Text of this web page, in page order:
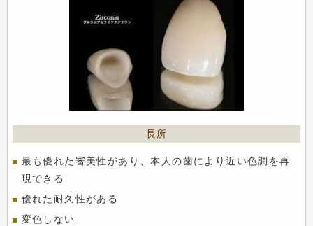
最も優れた審美性があり、本人の歯により近い色調を再
現できる
優れた耐久性がある
変色しない